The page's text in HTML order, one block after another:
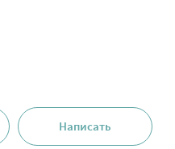
Написать